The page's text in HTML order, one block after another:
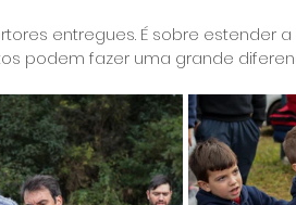
entregues. É sobre estender
podem fazer uma grande